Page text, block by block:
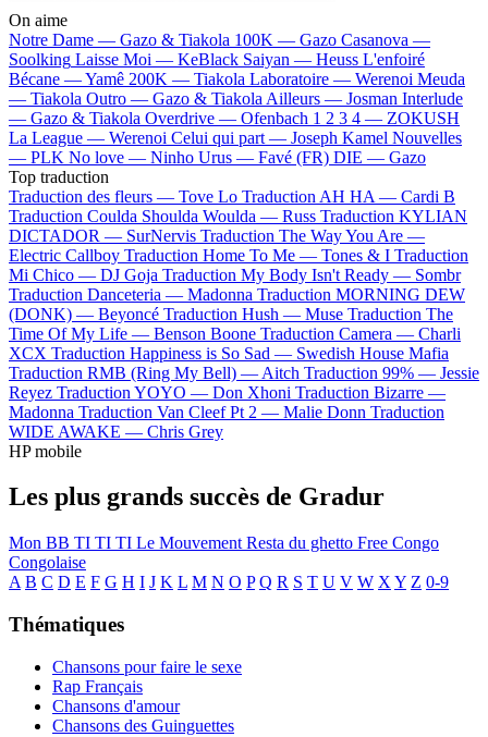
On aime
Notre Dame — Gazo & Tiakola 100K — Gazo Casanova —
Soolking Laisse Moi — KeBlack Saiyan — Heuss L'enfoiré
Bécane —Yamê 200K — Tiakola Laboratoire — Werenoi Meuda
— Tiakola Outro — Gazo & Tiakola Ailleurs — Josman Interlude
— Gazo & Tiakola Overdrive — Ofenbach 1 2 3 4 — ZOKUSH
La League — Werenoi Celui qui part — Joseph Kamel Nouvelles
— PLK No love — Ninho Urus — Favé (FR) DIE — Gazo
Top traduction
Traduction des fleurs — Tove Lo Traduction AH HA — Cardi B
Traduction Coulda Shoulda Woulda — Russ Traduction KYLIAN
DICTADOR — SurNervis Traduction The Way You Are —
Electric Callboy Traduction Home To Me — Tones & I Traduction
Mi Chico — DJ Goja Traduction My Body Isn't Ready — Sombr
Traduction Danceteria — Madonna Traduction MORNING DEW
(DONK) — Beyoncé Traduction Hush — Muse Traduction The
Time Of My Life — Benson Boone Traduction Camera — Charli
XCX Traduction Happiness is So Sad — Swedish House Mafia
Traduction RMB (Ring My Bell) — Aitch Traduction 99% — Jessie
Reyez Traduction YOYO — Don Xhoni Traduction Bizarre —
Madonna Traduction Van Cleef Pt 2 — Malie Donn Traduction
WIDE AWAKE — Chris Grey
HP mobile
Les plus grands succès de Gradur
Mon BB TI TI TI Le Mouvement Resta du ghetto Free Congo
Congolaise
A B C D E F G H I J K L M N O P Q R S T U V W X Y Z 0-9
Thématiques
Chansons pour faire le sexe
Rap Français
Chansons d'amour
Chansons des Guinguettes